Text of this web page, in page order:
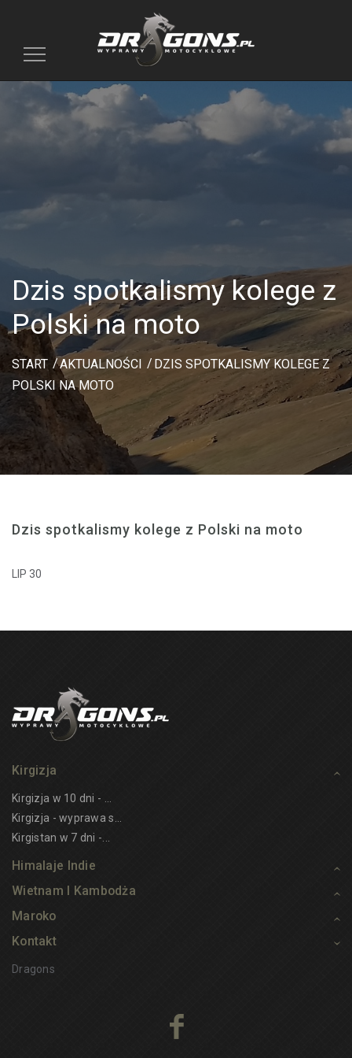
Toggle
Dzis spotkalismy kolege z
Polski na moto
START AKTUALNOŚCI
DZIS SPOTKALISMY KOLEGE Z
POLSKI NA MOTO
Dzis spotkalismy kolege z Polski na moto
LIP 30
Kirgizja
Kirgizja w 10 dni - ...
Kirgizja - wyprawa s...
Kirgistan w 7 dni -...
Himalaje Indie
Wietnam I Kambodża
Maroko
Kontakt
Dragons